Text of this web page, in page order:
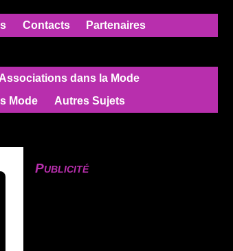
Contacts Partenaires
Associations dans la Mode
Mode Autres Sujets
Publicité